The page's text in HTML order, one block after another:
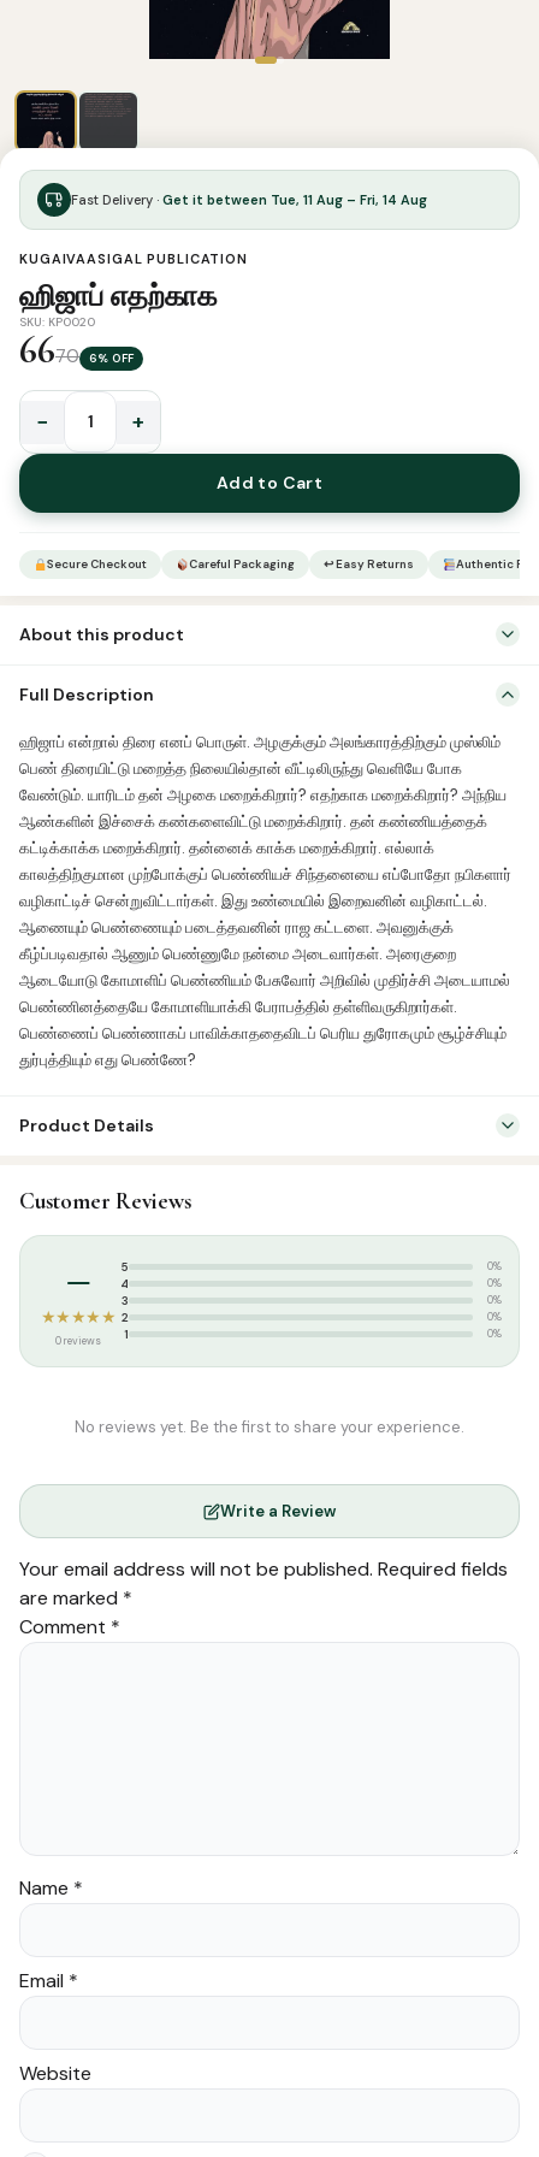
Fast Delivery · Get it between Tue, 11 Aug – Fri, 14 Aug
KUGAIVAASIGAL PUBLICATION
ஹிஜாப் எதற்காக
SKU: KP0020
6670 6% OFF
எதற்காக
quantity
− +
Add to Cart
Secure Checkout Careful Packaging ↩ Easy Returns Authentic
About this product
ஹிஜாப், புர்கா, பர்தா என்பார்கள். இது எதற்காக? இது எப்படி இருக்க வேண்டும்?
இதன் நன்மைகள் என்ன? பெண்ணழகை அந்நிய ஆண்களுக்கு
வெளிப்படுத்துவதால் விளைகின்ற தீமைகள் என்ன? பதில் தருகிறது இந்நூல்.
Full Description
ஹிஜாப் என்றால் திரை எனப் பொருள். அழகுக்கும் அலங்காரத்திற்கும் முஸ்லிம்
பெண் திரையிட்டு மறைத்த நிலையில்தான் வீட்டிலிருந்து வெளியே போக
வேண்டும். யாரிடம் தன் அழகை மறைக்கிறார்? எதற்காக மறைக்கிறார்? அந்நிய
ஆண்களின் இச்சைக் கண்களைவிட்டு மறைக்கிறார். தன் கண்ணியத்தைக்
கட்டிக்காக்க மறைக்கிறார். தன்னைக் காக்க மறைக்கிறார். எல்லாக்
காலத்திற்குமான முற்போக்குப் பெண்ணியச் சிந்தனையை எப்போதோ நபிகளார்
வழிகாட்டிச் சென்றுவிட்டார்கள். இது உண்மையில் இறைவனின் வழிகாட்டல்.
ஆணையும் பெண்ணையும் படைத்தவனின் ராஜ கட்டளை. அவனுக்குக்
கீழ்ப்படிவதால் ஆணும் பெண்ணுமே நன்மை அடைவார்கள். அரைகுறை
ஆடையோடு கோமாளிப் பெண்ணியம் பேசுவோர் அறிவில் முதிர்ச்சி அடையாமல்
பெண்ணினத்தையே கோமாளியாக்கி பேராபத்தில் தள்ளிவருகிறார்கள்.
பெண்ணைப் பெண்ணாகப் பாவிக்காததைவிடப் பெரிய துரோகமும் சூழ்ச்சியும்
துர்புத்தியும் எது பெண்ணே?
Product Details
Categories: Tamil Islamic Books
Tags:
Customer Reviews
–
★★★★★
0 reviews
5 0%
4 0%
3 0%
2 0%
1 0%
No reviews yet. Be the first to share your experience.
Write a Review
Your email address will not be published. Required fields
are marked *
Comment *
Name *
Email *
Website